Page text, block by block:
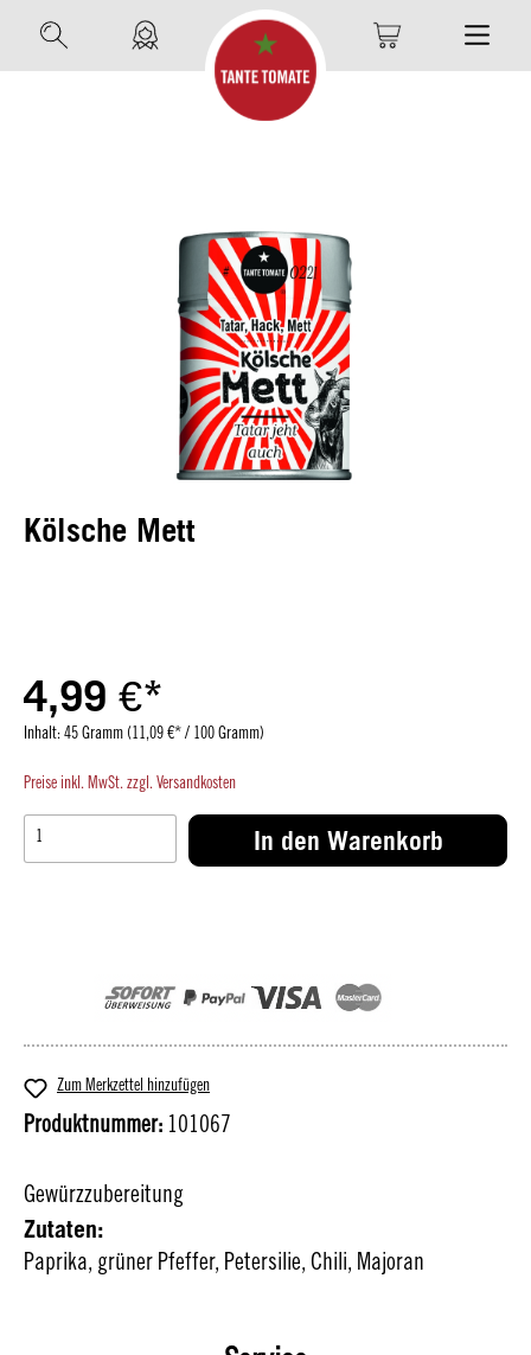
Kölsche Mett
4,99 €*
Inhalt: 45 Gramm (11,09 €* / 100 Gramm)
Preise inkl. MwSt. zzgl. Versandkosten
In den Warenkorb
Zum Merkzettel hinzufügen
Produktnummer: 101067
Gewürzzubereitung
Zutaten:
Paprika, grüner Pfeffer, Petersilie, Chili, Majoran